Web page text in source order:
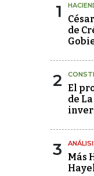
1
de
2
El
de
3
Más